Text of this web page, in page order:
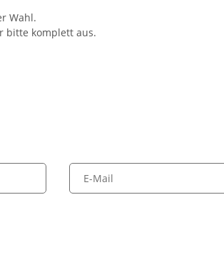
Wahl.
bitte komplett aus.
E-Mail